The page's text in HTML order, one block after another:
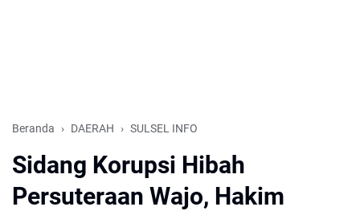
Beranda DAERAH SULSEL INFO
Sidang Korupsi Hibah
Persuteraan Wajo, Hakim